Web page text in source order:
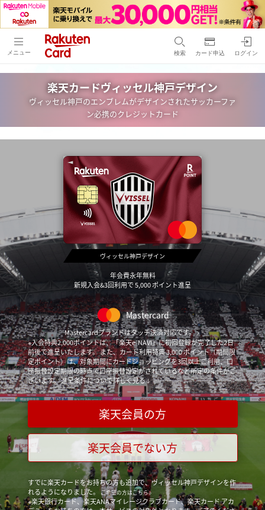
メニュー 検索 カード申込 ログイン
楽天カードヴィッセル神戸デザイン
ヴィッセル神戸のエンブレムがデザインされたサッカーファ
ン必携のクレジットカード
ヴィッセル神戸デザイン
年会費永年無料
新規入会&3回利用で5,000ポイント進呈
Mastercard
Mastercardブランドはタッチ決済対応です。
※入会特典2,000ポイントは、「楽天e-NAVI」に初回登録が完了した2日
前後で進呈いたします。 また、カード利用特典3,000ポイント（期間限
定ポイント）は、対象期間にカードショッピングを3回以上ご利用、口
座振替設定期限の時点で口座振替設定がされているなど所定の条件がご
ざいます。進呈条件について詳しく見る
楽天会員の方
楽天会員でない方
すでに楽天カードをお持ちの方も追加で、ヴィッセル神戸デザインを作
れるようになりました。ご希望の方はこちら
※楽天銀行カード、楽天ANAマイレージクラブカード、楽天カード アカ